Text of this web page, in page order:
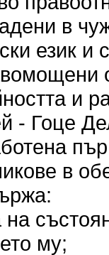
в
език и
и
- Гоце
в
му;